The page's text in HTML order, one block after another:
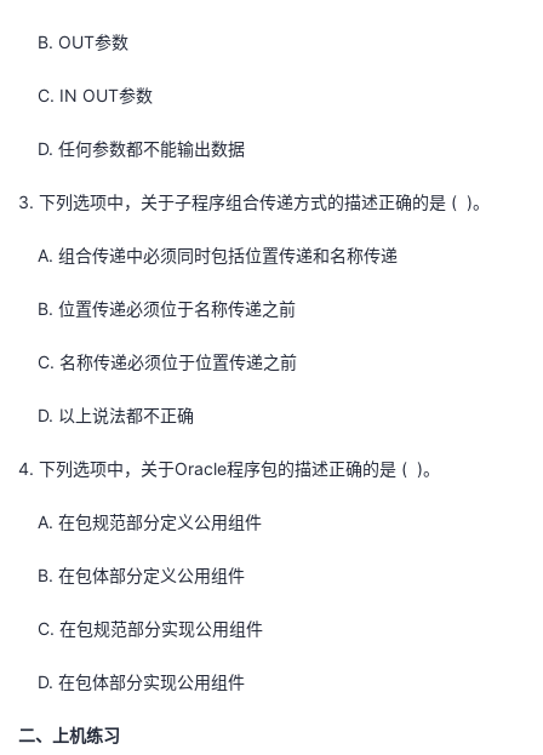
B. OUT参数
C. IN OUT参数
D. 任何参数都不能输出数据
3. 下列选项中，关于子程序组合传递方式的描述正确的是 ( )。
A. 组合传递中必须同时包括位置传递和名称传递
B. 位置传递必须位于名称传递之前
C. 名称传递必须位于位置传递之前
D. 以上说法都不正确
4. 下列选项中，关于Oracle程序包的描述正确的是 ( )。
A. 在包规范部分定义公用组件
B. 在包体部分定义公用组件
C. 在包规范部分实现公用组件
D. 在包体部分实现公用组件
二、上机练习